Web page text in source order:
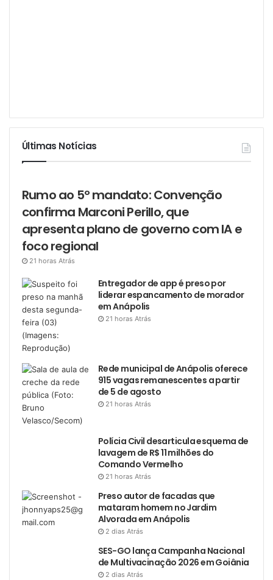
Últimas Notícias
Rumo ao 5º mandato: Convenção
confirma Marconi Perillo, que
apresenta plano de governo com IA e
foco regional
21 horas Atrás
Entregador de app é preso por
liderar espancamento de morador
em Anápolis
21 horas Atrás
Rede municipal de Anápolis oferece
915 vagas remanescentes a partir
de 5 de agosto
21 horas Atrás
Polícia Civil desarticula esquema de
lavagem de R$ 11 milhões do
Comando Vermelho
21 horas Atrás
Preso autor de facadas que
mataram homem no Jardim
Alvorada em Anápolis
2 dias Atrás
SES-GO lança Campanha Nacional
de Multivacinação 2026 em Goiânia
2 dias Atrás